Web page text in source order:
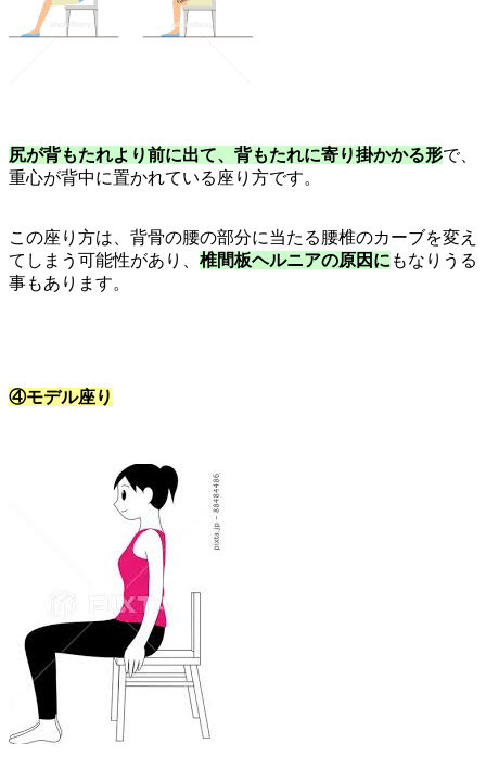
尻が背もたれより前に出て、背もたれに寄り掛かかる形で、
重心が背中に置かれている座り方です。
この座り方は、背骨の腰の部分に当たる腰椎のカーブを変え
てしまう可能性があり、 椎間板ヘルニアの原因に もなりうる
事もあります。
④モデル座り